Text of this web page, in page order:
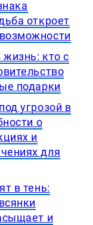
откроет
кто с
подарки
угрозой в
о
и
для
в тень:
и